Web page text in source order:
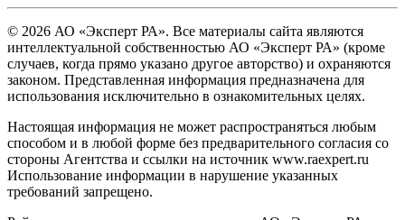
© 2026 АО «Эксперт РА». Все материалы сайта являются
интеллектуальной собственностью АО «Эксперт РА» (кроме
случаев, когда прямо указано другое авторство) и охраняются
законом. Представленная информация предназначена для
использования исключительно в ознакомительных целях.
Настоящая информация не может распространяться любым
способом и в любой форме без предварительного согласия со
стороны Агентства и ссылки на источник www.raexpert.ru
Использование информации в нарушение указанных
требований запрещено.